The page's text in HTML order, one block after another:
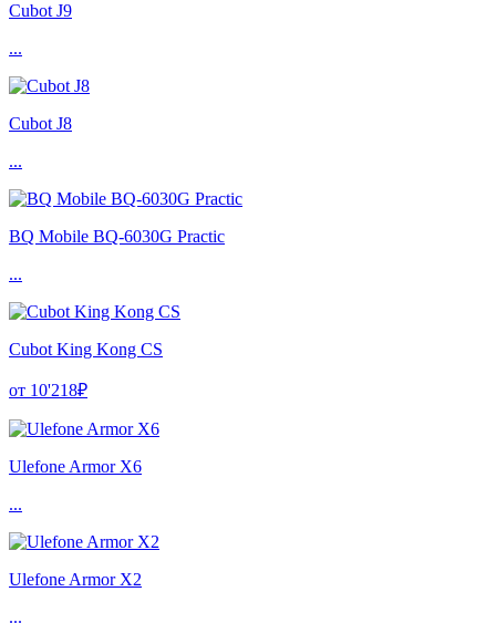
Cubot J9
...
Cubot J8
...
BQ Mobile BQ-6030G Practic
...
Cubot King Kong CS
от 10'218₽
Ulefone Armor X6
...
Ulefone Armor X2
...